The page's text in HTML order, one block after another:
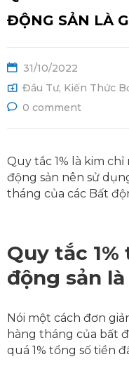
ĐỘNG SẢN LÀ
31/10/2022
Đầu Tư, Kiến Thức
0 comment
Quy tắc 1% là kim
động sản nên sử
tháng của các Bất
Quy tắc
động sản
Nói một cách đơn
hàng tháng của bất
quá 1% tổng số tiền